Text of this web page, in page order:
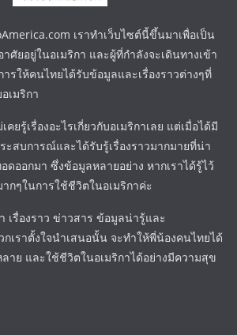
เราทำเว็บไซต์นี้ขึ้นมาเพื่อเป็น
ศัยอยู่ในอเมริกา และผู้ที่กำลังจะเดินทางเข้า
ารให้คนไทยได้รับข้อมูลและเรื่องราวต่างๆที่
เมริกา
คยรู้เรื่องอะไรเกี่ยวกับอเมริกาเลย แต่เมื่อได้มี
สบการณ์และได้รับรู้เรื่องราวมากมายที่น่า
ดออกมา ซึ่งข้อมูลหลายอย่าง หากเราได้รู้ไว้
กๆในการใช้ชีวิตในอเมริกาค่ะ
เรื่องราว ข่าวสาร ข้อมูลน่ารู้และ
เราตั้งใจนำเสนอนั้น จะทำให้พี่น้องคนไทยได้
าย และใช้ชีวิตในอเมริกาได้อย่างมีความสุข